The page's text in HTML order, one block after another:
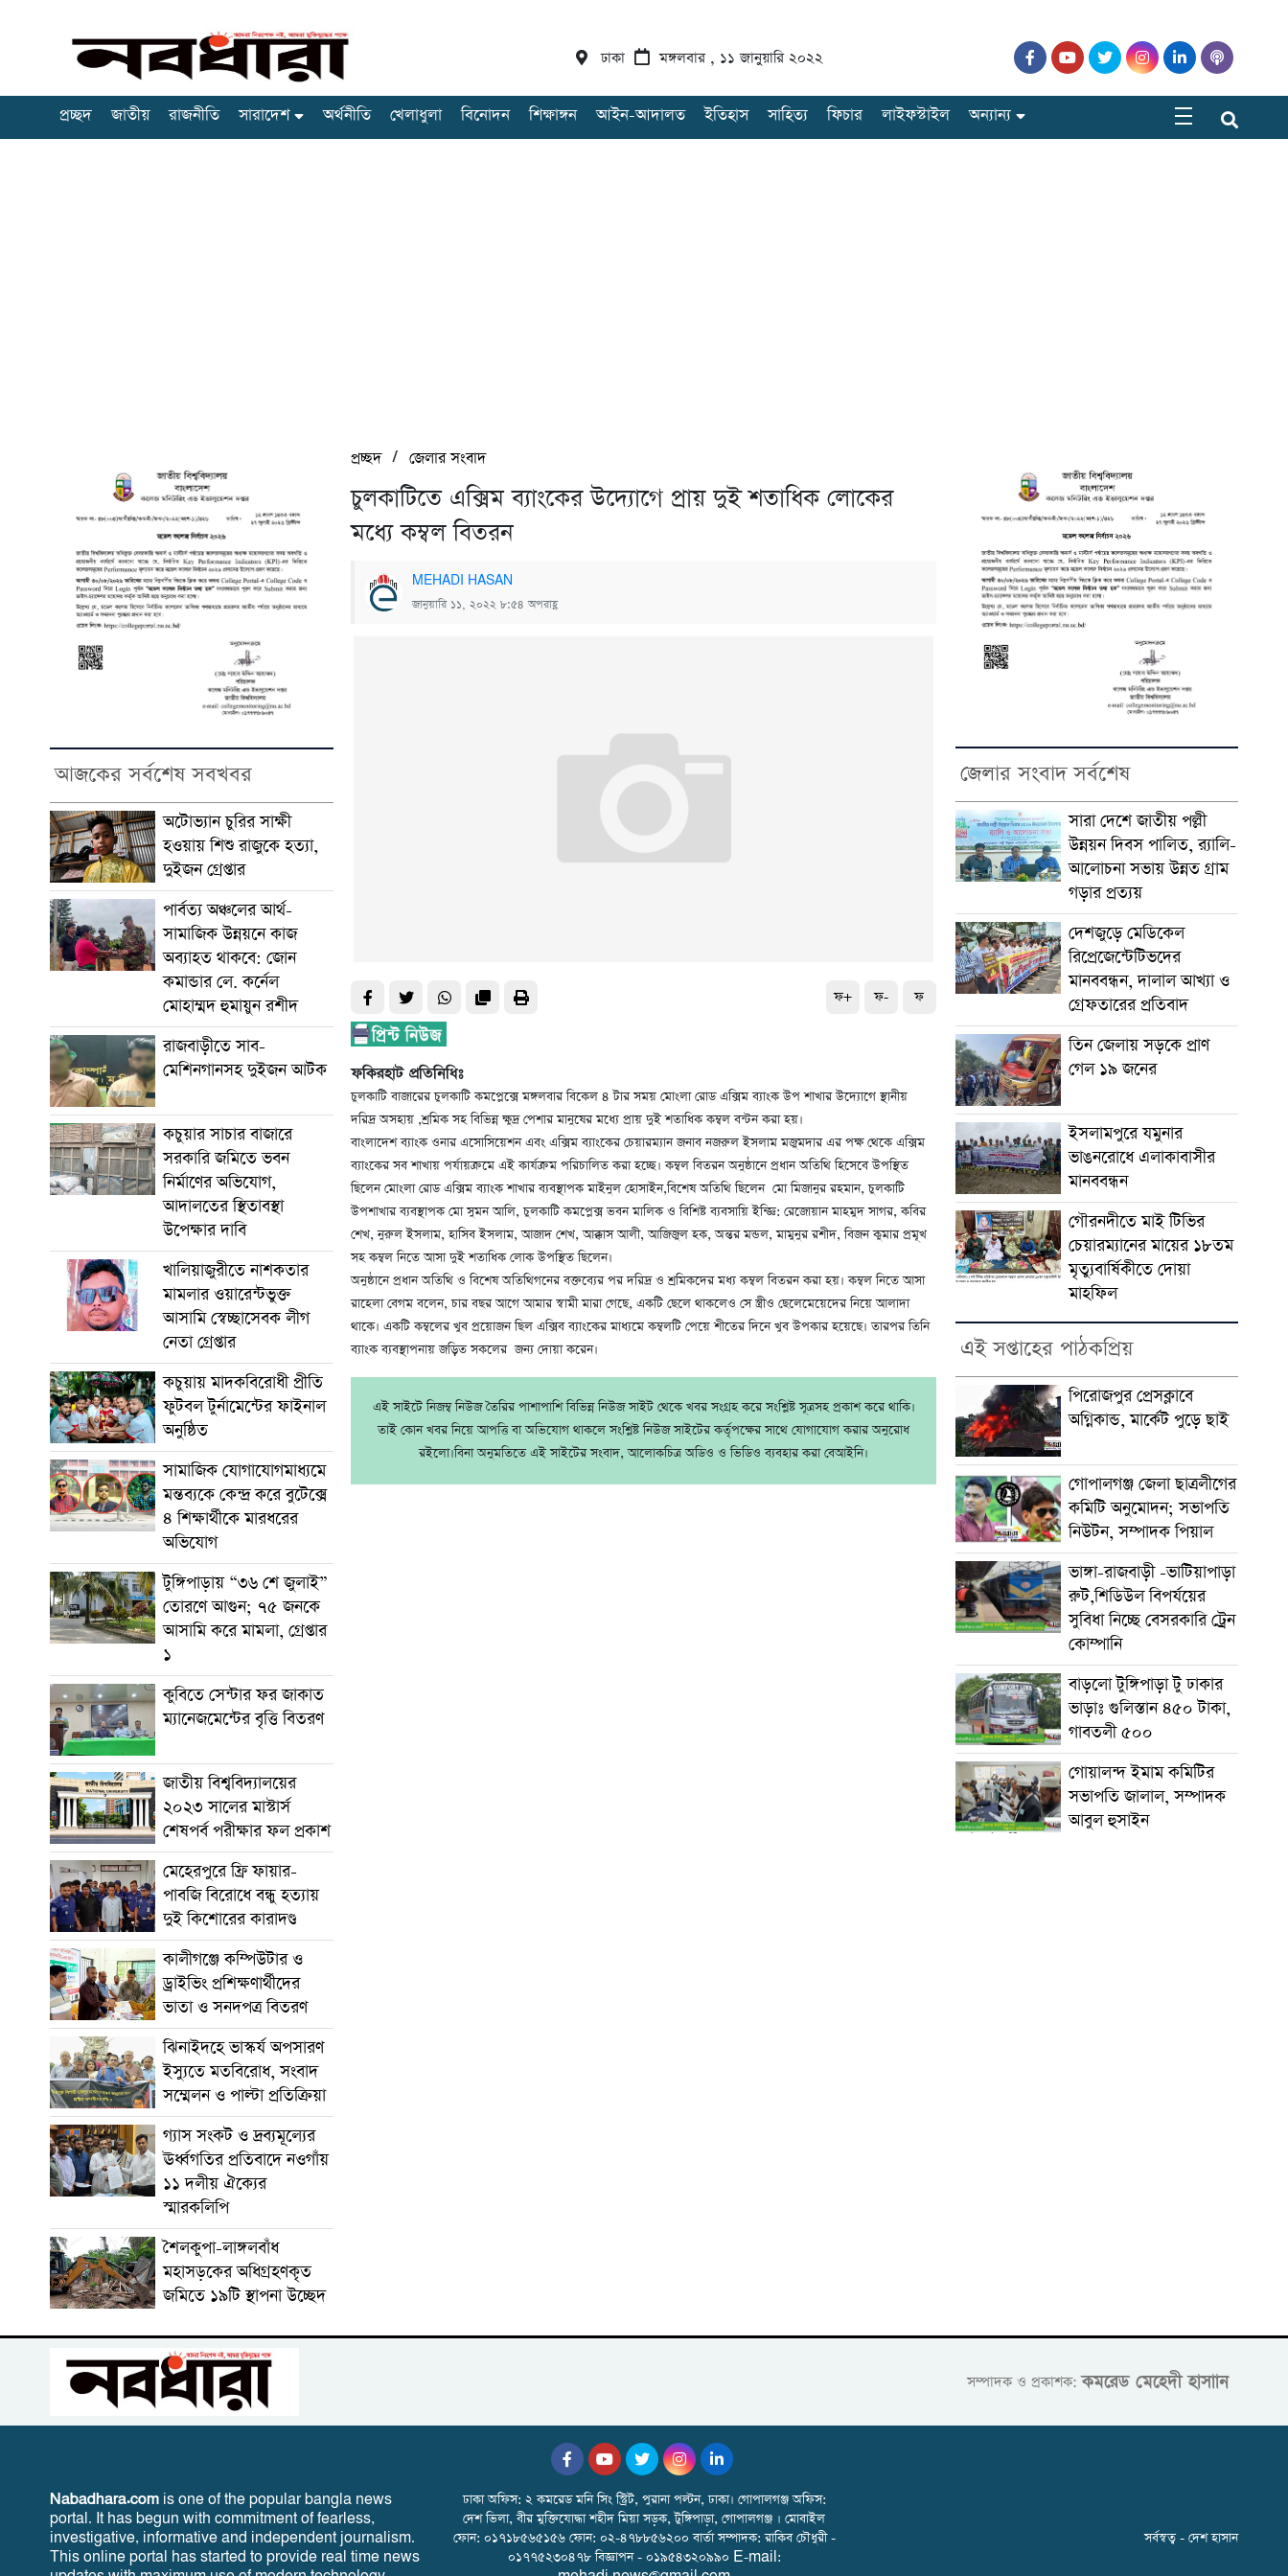
ঢাকা মঙ্গলবার , ১১ জানুয়ারি ২০২২
প্রচ্ছদ জাতীয় রাজনীতি সারাদেশ অর্থনীতি খেলাধুলা বিনোদন শিক্ষাঙ্গন আইন-আদালত ইতিহাস সাহিত্য ফিচার লাইফস্টাইল অন্যান্য
আজকের সর্বশেষ সবখবর
অটোভ্যান চুরির সাক্ষী
হওয়ায় শিশু রাজুকে হত্যা,
দুইজন গ্রেপ্তার
পার্বত্য অঞ্চলের আর্থ-
সামাজিক উন্নয়নে কাজ
অব্যাহত থাকবে: জোন
কমান্ডার লে. কর্নেল
মোহাম্মদ হুমায়ুন রশীদ
রাজবাড়ীতে সাব-
মেশিনগানসহ দুইজন আটক
কচুয়ার সাচার বাজারে
সরকারি জমিতে ভবন
নির্মাণের অভিযোগ,
আদালতের স্থিতাবস্থা
উপেক্ষার দাবি
খালিয়াজুরীতে নাশকতার
মামলার ওয়ারেন্টভুক্ত
আসামি স্বেচ্ছাসেবক লীগ
নেতা গ্রেপ্তার
কচুয়ায় মাদকবিরোধী প্রীতি
ফুটবল টুর্নামেন্টের ফাইনাল
অনুষ্ঠিত
সামাজিক যোগাযোগমাধ্যমে
মন্তব্যকে কেন্দ্র করে বুটেক্সে
৪ শিক্ষার্থীকে মারধরের
অভিযোগ
টুঙ্গিপাড়ায় “৩৬ শে জুলাই”
তোরণে আগুন; ৭৫ জনকে
আসামি করে মামলা, গ্রেপ্তার
১
কুবিতে সেন্টার ফর জাকাত
ম্যানেজমেন্টের বৃত্তি বিতরণ
জাতীয় বিশ্ববিদ্যালয়ের
২০২৩ সালের মাস্টার্স
শেষপর্ব পরীক্ষার ফল প্রকাশ
মেহেরপুরে ফ্রি ফায়ার-
পাবজি বিরোধে বন্ধু হত্যায়
দুই কিশোরের কারাদণ্ড
কালীগঞ্জে কম্পিউটার ও
ড্রাইভিং প্রশিক্ষণার্থীদের
ভাতা ও সনদপত্র বিতরণ
ঝিনাইদহে ভাস্কর্য অপসারণ
ইস্যুতে মতবিরোধ, সংবাদ
সম্মেলন ও পাল্টা প্রতিক্রিয়া
গ্যাস সংকট ও দ্রব্যমূল্যের
ঊর্ধ্বগতির প্রতিবাদে নওগাঁয়
১১ দলীয় ঐক্যের
স্মারকলিপি
শৈলকুপা-লাঙ্গলবাঁধ
মহাসড়কের অধিগ্রহণকৃত
জমিতে ১৯টি স্থাপনা উচ্ছেদ
প্রচ্ছদ/জেলার সংবাদ
চুলকাটিতে এক্সিম ব্যাংকের উদ্যোগে প্রায় দুই শতাধিক লোকের
মধ্যে কম্বল বিতরন
MEHADI HASAN
জানুয়ারি ১১, ২০২২ ৮:৫৪ অপরাহ্ণ
ফ+ ফ- ফ
ফকিরহাট প্রতিনিধিঃ
চুলকাটি বাজারের চুলকাটি কমপ্লেক্সে মঙ্গলবার বিকেল ৪ টার সময় মোংলা রোড এক্সিম ব্যাংক উপ শাখার উদ্যোগে স্থানীয়
দরিদ্র অসহায় ,শ্রমিক সহ বিভিন্ন ক্ষুদ্র পেশার মানুষের মধ্যে প্রায় দুই শতাধিক কম্বল বন্টন করা হয়।
বাংলাদেশ ব্যাংক ওনার এসোসিয়েশন এবং এক্সিম ব্যাংকের চেয়ারম্যান জনাব নজরুল ইসলাম মজুমদার এর পক্ষ থেকে এক্সিম
ব্যাংকের সব শাখায় পর্যায়ক্রমে এই কার্যক্রম পরিচালিত করা হচ্ছে। কম্বল বিতরন অনুষ্ঠানে প্রধান অতিথি হিসেবে উপস্থিত
ছিলেন মোংলা রোড এক্সিম ব্যাংক শাখার ব্যবস্থাপক মাইনুল হোসাইন,বিশেষ অতিথি ছিলেন মো মিজানুর রহমান, চুলকাটি
উপশাখার ব্যবস্থাপক মো সুমন আলি, চুলকাটি কমপ্লেক্স ভবন মালিক ও বিশিষ্ট ব্যবসায়ি ইন্জ্ঞি‌: রেজোয়ান মাহমুদ সাগর, কবির
শেখ, নুরুল ইসলাম, হাসিব ইসলাম, আজাদ শেখ, আক্কাস আলী, আজিজুল হক, অন্তর মন্ডল, মামুনুর রশীদ, বিজন কুমার প্রমূখ
সহ কম্বল নিতে আসা দুই শতাধিক লোক উপস্থিত ছিলেন।
অনুষ্ঠানে প্রধান অতিথি ও বিশেষ অতিথিগনের বক্তব্যের পর দরিদ্র ও শ্রমিকদের মধ্য কম্বল বিতরন করা হয়। কম্বল নিতে আসা
রাহেলা বেগম বলেন, চার বছর আগে আমার স্বামী মারা গেছে, একটি ছেলে থাকলেও সে স্ত্রীও ছেলেমেয়েদের নিয়ে আলাদা
থাকে। একটি কম্বলের খুব প্রয়োজন ছিল এক্সিব ব্যাংকের মাধ্যমে কম্বলটি পেয়ে শীতের দিনে খুব উপকার হয়েছে। তারপর তিনি
ব্যাংক ব্যবস্থাপনায় জড়িত সকলের জন্য দোয়া করেন।
এই সাইটে নিজম্ব নিউজ তৈরির পাশাপাশি বিভিন্ন নিউজ সাইট থেকে খবর সংগ্রহ করে সংশ্লিষ্ট সূত্রসহ প্রকাশ করে থাকি।
তাই কোন খবর নিয়ে আপত্তি বা অভিযোগ থাকলে সংশ্লিষ্ট নিউজ সাইটের কর্তৃপক্ষের সাথে যোগাযোগ করার অনুরোধ
রইলো।বিনা অনুমতিতে এই সাইটের সংবাদ, আলোকচিত্র অডিও ও ভিডিও ব্যবহার করা বেআইনি।
জেলার সংবাদ সর্বশেষ
সারা দেশে জাতীয় পল্লী
উন্নয়ন দিবস পালিত, র‍্যালি-
আলোচনা সভায় উন্নত গ্রাম
গড়ার প্রত্যয়
দেশজুড়ে মেডিকেল
রিপ্রেজেন্টেটিভদের
মানববন্ধন, দালাল আখ্যা ও
গ্রেফতারের প্রতিবাদ
তিন জেলায় সড়কে প্রাণ
গেল ১৯ জনের
ইসলামপুরে যমুনার
ভাঙনরোধে এলাকাবাসীর
মানববন্ধন
গৌরনদীতে মাই টিভির
চেয়ারম্যানের মায়ের ১৮তম
মৃত্যুবার্ষিকীতে দোয়া
মাহফিল
এই সপ্তাহের পাঠকপ্রিয়
পিরোজপুর প্রেসক্লাবে
অগ্নিকান্ড, মার্কেট পুড়ে ছাই
গোপালগঞ্জ জেলা ছাত্রলীগের
কমিটি অনুমোদন; সভাপতি
নিউটন, সম্পাদক পিয়াল
ভাঙ্গা-রাজবাড়ী -ভাটিয়াপাড়া
রুট,শিডিউল বিপর্যয়ের
সুবিধা নিচ্ছে বেসরকারি ট্রেন
কোম্পানি
বাড়লো টুঙ্গিপাড়া টু ঢাকার
ভাড়াঃ গুলিস্তান ৪৫০ টাকা,
গাবতলী ৫০০
গোয়ালন্দ ইমাম কমিটির
সভাপতি জালাল, সম্পাদক
আবুল হুসাইন
সম্পাদক ও প্রকাশক:কমরেড মেহেদী হাসাান
Nabadhara.com is one of the popular bangla news
portal. It has begun with commitment of fearless,
investigative, informative and independent journalism.
This online portal has started to provide real time news
ঢাকা অফিস: ২ কমরেড মনি সিং স্ট্রিট, পুরানা পল্টন, ঢাকা। গোপালগঞ্জ অফিস:
দেশ ভিলা, বীর মুক্তিযোদ্ধা শহীদ মিয়া সড়ক, টুঙ্গিপাড়া, গোপালগঞ্জ । মোবাইল
ফোন: ০১৭১৮৫৬৫১৫৬ ফোন: ০২-৪৭৮৮৫৬২০০ বার্তা সম্পাদক: রাকিব চৌধুরী -
০১৭৭৫২৩০৪৭৮ বিজ্ঞাপন - ০১৯৫৪৩২০৯৯০ E-mail:
সর্বস্বত্ব - দেশ হাসান